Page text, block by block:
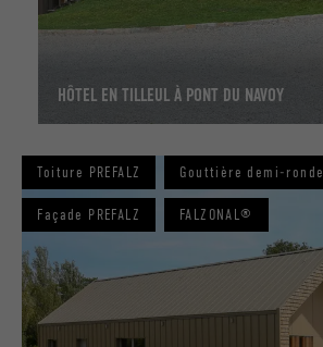
HÔTEL EN TILLEUL À PONT DU NAVOY
Toiture PREFALZ Gouttière demi-ronde
Façade PREFALZ FALZONAL®